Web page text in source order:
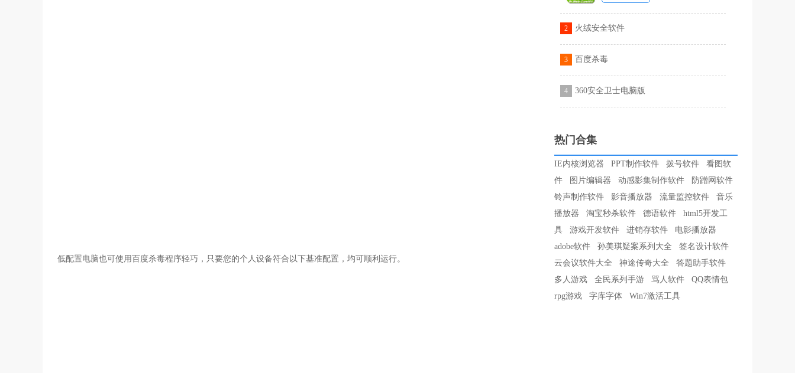
低配置电脑也可使用百度杀毒程序轻巧，只要您的个人设备符合以下基准配置，均可顺利运行。
2 火绒安全软件
3 百度杀毒
4 360安全卫士电脑版
热门合集
IE内核浏览器 PPT制作软件 拨号软件
看图软
件
图片编辑器 动感影集制作软件
防蹭网软件
铃声制作软件
影音播放器 流量监控软件
音乐
播放器
淘宝秒杀软件 德语软件
html5开发工
具
游戏开发软件 进销存软件
电影播放器
adobe软件
孙美琪疑案系列大全
签名设计软件
云会议软件大全
神途传奇大全
答题助手软件
多人游戏
全民系列手游 骂人软件
QQ表情包
rpg游戏
字库字体 Win7激活工具